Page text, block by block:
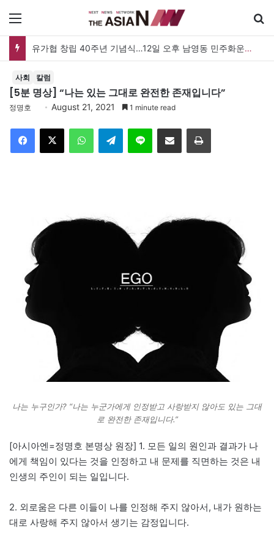
유가협 창립 40주년 기념식…12일 오후 남영동 민주화운동기념관
사회 칼럼
[5분 명상] “나는 있는 그대로 완전한 존재입니다”
정명호 August 21, 2021 1 minute read
Telegram 이메일
나는 누구인가? “나는 누군가에게 인정받고 사랑받지 않아도 있는 그대
로 완전한 존재입니다.”
[아시아엔=정명호 본명상 원장] 1. 모든 일의 원인과 결과가 나
에게 책임이 있다는 것을 인정하고 내 문제를 직면하는 것은 내
인생의 주인이 되는 일입니다.
2. 외로움은 다른 이들이 나를 인정해 주지 않아서, 내가 원하는
대로 사랑해 주지 않아서 생기는 감정입니다.